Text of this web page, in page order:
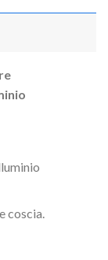
coscia.